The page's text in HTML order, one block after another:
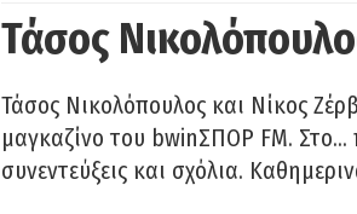
Τάσος
Τάσος Νικολόπουλος και Νίκος
μαγκαζίνο του bwinΣΠΟΡ FM. Στο…
συνεντεύξεις και σχόλια.